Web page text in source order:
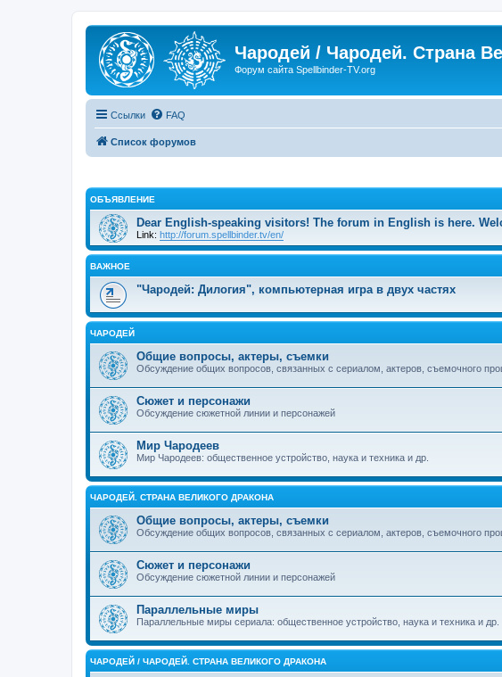
Чародей / Чародей. Страна
Форум сайта Spellbinder-TV.org
Ссылки FAQ
Список форумов
ОБЪЯВЛЕНИЕ
Dear English-speaking visitors! The forum in English is here.
Link: http://forum.spellbinder.tv/en/
ВАЖНОЕ
"Чародей: Дилогия", компьютерная игра в двух частях
ЧАРОДЕЙ
Общие вопросы, актеры, съемки
Обсуждение общих вопросов, связанных с сериалом, актеров, съемочного
Сюжет и персонажи
Обсуждение сюжетной линии и персонажей
Мир Чародеев
Мир Чародеев: общественное устройство, наука и техника и др.
ЧАРОДЕЙ. СТРАНА ВЕЛИКОГО ДРАКОНА
Общие вопросы, актеры, съемки
Обсуждение общих вопросов, связанных с сериалом, актеров, съемочного
Сюжет и персонажи
Обсуждение сюжетной линии и персонажей
Параллельные миры
Параллельные миры сериала: общественное устройство, наука и техника и др.
ЧАРОДЕЙ / ЧАРОДЕЙ. СТРАНА ВЕЛИКОГО ДРАКОНА